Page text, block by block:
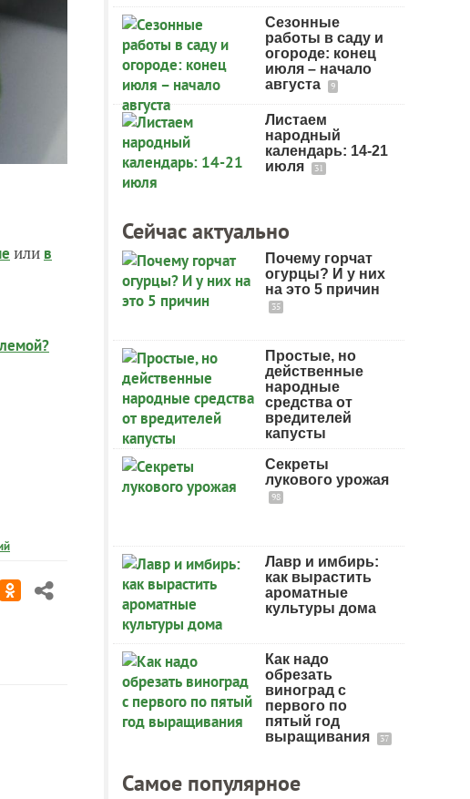
или в
Сезонные
работы в саду и
огороде: конец
июля – начало
августа
9
Листаем
народный
календарь: 14-21
июля
31
Сейчас актуально
Почему горчат
огурцы? И у них
на это 5 причин
35
Простые, но
действенные
народные
средства от
вредителей
капусты
Секреты
лукового урожая
98
Лавр и имбирь:
как вырастить
ароматные
культуры дома
Как надо
обрезать
виноград с
первого по
пятый год
выращивания
37
Самое популярное